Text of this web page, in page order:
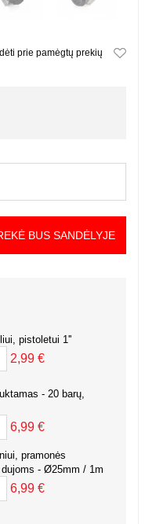
prie pamėgtų prekių
BUS SANDĖLYJE
pistoletui 1''
2,99 €
- 20 barų,
6,99 €
pramonės
- Ø25mm / 1m
6,99 €